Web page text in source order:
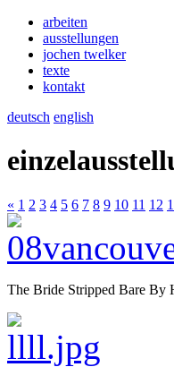
arbeiten
ausstellungen
jochen twelker
texte
kontakt
deutsch english
« 1 2 3 4 5 6 7 8 9 10 11 12
The Bride Stripped Bare By